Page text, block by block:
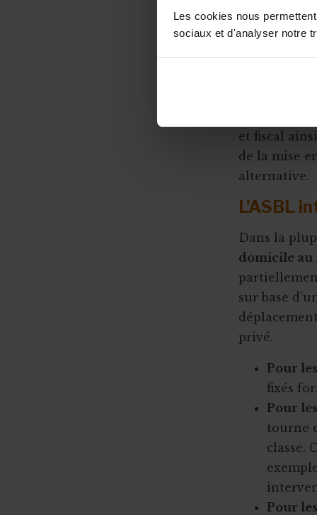
Les cookies nous
sociaux et d'analyser notre
et fiscal
de la mise
alternative.
L’ASBL
Dans la
domicile au
sur base
privé.
Pour
fixés
Pour
tourne
classe.
Pour